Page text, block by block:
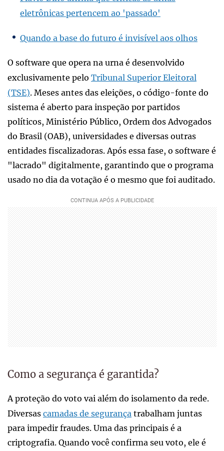
eletrônicas pertencem ao 'passado'
Quando a base do futuro é invisível aos olhos
O software que opera na urna é desenvolvido
exclusivamente pelo Tribunal Superior Eleitoral
(TSE). Meses antes das eleições, o código-fonte do
sistema é aberto para inspeção por partidos
políticos, Ministério Público, Ordem dos Advogados
do Brasil (OAB), universidades e diversas outras
entidades fiscalizadoras. Após essa fase, o software é
"lacrado" digitalmente, garantindo que o programa
usado no dia da votação é o mesmo que foi auditado.
Como a segurança é garantida?
A proteção do voto vai além do isolamento da rede.
Diversas camadas de segurança trabalham juntas
para impedir fraudes. Uma das principais é a
criptografia. Quando você confirma seu voto, ele é